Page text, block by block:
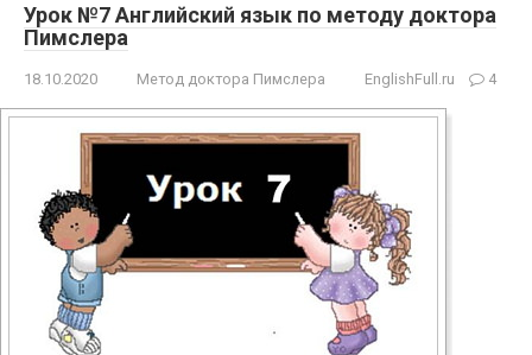
Урок №7 Английский язык по методу доктора
Пимслера
18.10.2020 Метод доктора Пимслера EnglishFull.ru 4